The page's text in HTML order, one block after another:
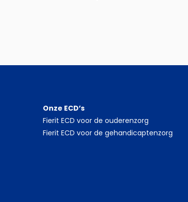
Onze ECD’s
Fierit ECD voor de ouderenzorg
Fierit ECD voor de gehandicaptenzorg